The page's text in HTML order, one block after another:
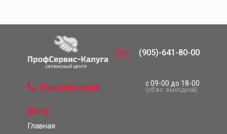
ТЕЛ (905)-641-80-00
Обратный звонок с 09-00 до 18-00
(сб.вс. выходной)
МЕНЮ
Главная